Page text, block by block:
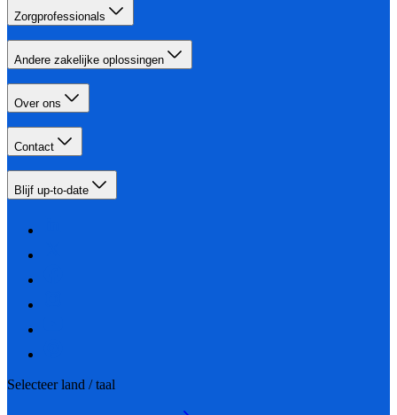
Zorgprofessionals
Andere zakelijke oplossingen
Over ons
Contact
Blijf up-to-date
Selecteer land / taal